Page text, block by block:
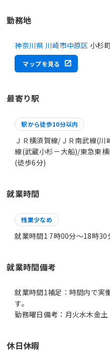
勤務地
神奈川県 川崎市中原区 小杉
マップを見る
最寄り駅
駅から徒歩10分以内
ＪＲ横須賀線/ＪＲ南武線(
線(武蔵小杉－大船)/東急東
(徒歩6分)
就業時間
残業少なめ
就業時間1 7時00分〜18時30
就業時間備考
就業時間1補足：時間内で実
す。
休日休暇